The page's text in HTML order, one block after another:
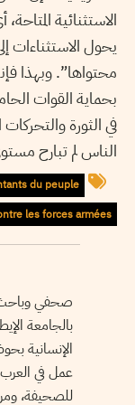
الاستثنائية
يحول الاستثناءات
محتواها”. وبهذا
بحماية القوات
في الثورة
الناس لم تبارح
du peuple
les forces armées
صحفي وباحث
بالجامعة
الإنسانية
عمل في العرب
للصحيفة،